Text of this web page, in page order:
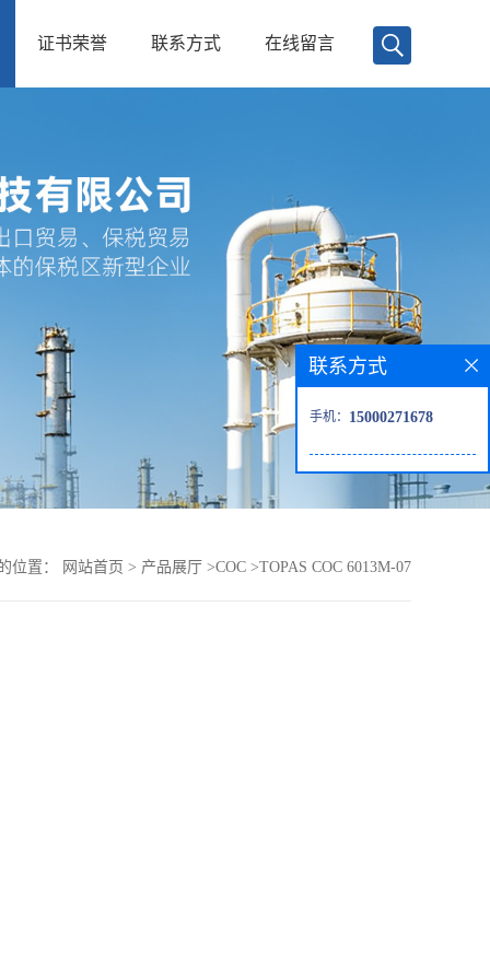
证书荣誉 联系方式 在线留言
位置： 网站首页 > 产品展厅 >COC >TOPAS COC 6013M-07
联系方式
手机： 15000271678